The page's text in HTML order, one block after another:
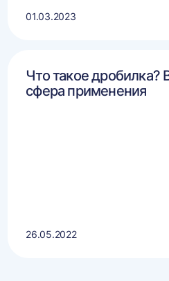
01.03.2023
Что такое дробилка?
сфера применения
26.05.2022